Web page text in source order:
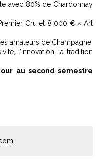
avec 80% de Chardonnay
Cru et 8 000 € « Art
amateurs de Champagne,
l’innovation, la tradition
au second semestre